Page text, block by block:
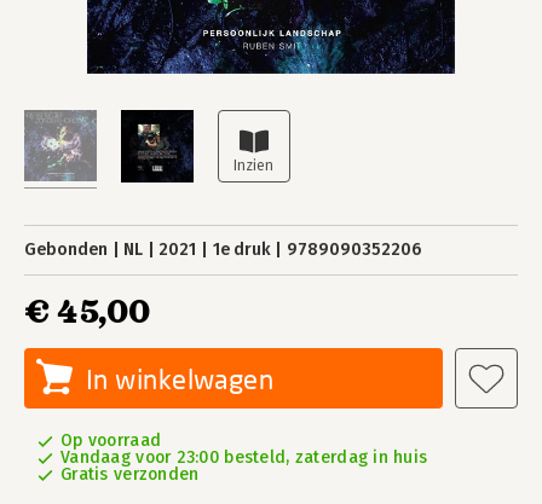
Gebonden NL 2021 1e druk 9789090352206
€ 45,00
In winkelwagen
Op voorraad
Vandaag voor 23:00 besteld, zaterdag in huis
Gratis verzonden